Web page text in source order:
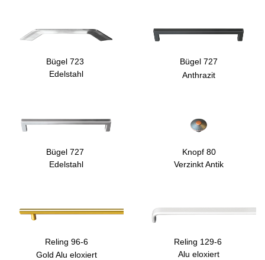
Bügel 723
Edelstahl
Bügel 727
Anthrazit
Bügel 727
Edelstahl
Knopf 80
Verzinkt Antik
Reling 96-6
Gold Alu eloxiert
Reling 129-6
Alu eloxiert